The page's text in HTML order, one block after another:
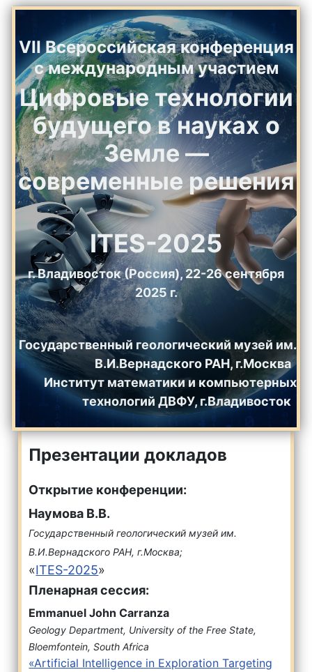
VII Всероссийская конференция
с международным участием
Цифровые технологии
будущего в науках о
Земле —
современные решения
ITES-2025
г. Владивосток (Россия), 22-26 сентября
2025 г.
Государственный геологический музей им.
В.И.Вернадского РАН, г.Москва
Институт математики и компьютерных
технологий ДВФУ, г.Владивосток
Презентации докладов
Открытие конференции:
Наумова В.В.
Государственный геологический музей им.
В.И.Вернадского РАН, г.Москва;
«ITES-2025»
Пленарная сессия:
Emmanuel John Carranza
Geology Department, University of the Free State,
Bloemfontein, South Africa
«Artificial Intelligence in Exploration Targeting